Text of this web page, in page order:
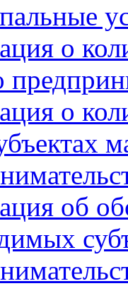
о
о
об